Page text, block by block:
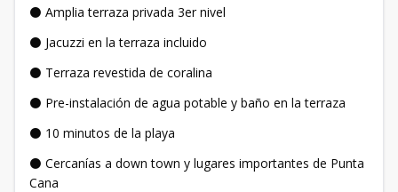
⚫ Amplia terraza privada 3er nivel
⚫ Jacuzzi en la terraza incluido
⚫ Terraza revestida de coralina
⚫ Pre-instalación de agua potable y baño en la terraza
⚫ 10 minutos de la playa
⚫ Cercanías a down town y lugares importantes de Punta
Cana